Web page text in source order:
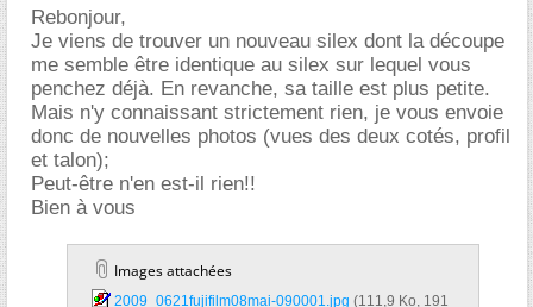
Rebonjour,
Je viens de trouver un nouveau silex dont la découpe
me semble être identique au silex sur lequel vous
penchez déjà. En revanche, sa taille est plus petite.
Mais n'y connaissant strictement rien, je vous envoie
donc de nouvelles photos (vues des deux cotés, profil
et talon);
Peut-être n'en est-il rien!!
Bien à vous
Images attachées
2009_0621fujifilm08mai-090001.jpg‎